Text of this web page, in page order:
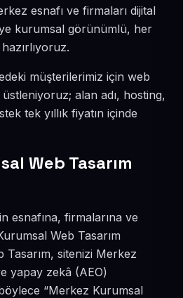
esnafı ve firmaları dijital
kurumsal görünümlü, her
müşterilerimiz için web
alan adı, hosting,
tek yıllık fiyatın içinde
Web Tasarım
esnafına, firmalarına ve
Web Tasarım
sitenizi Merkez
yapay zekâ (AEO)
“Merkez Kurumsal